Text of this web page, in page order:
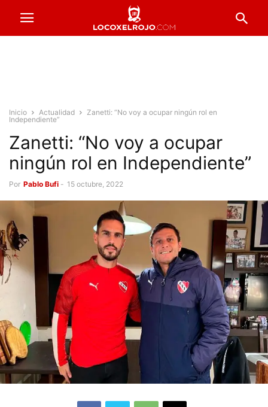
Inicio Actualidad
Zanetti: “No voy a ocupar ningún rol en
Independiente”
Zanetti: “No voy a ocupar
ningún rol en Independiente”
Por Pablo Bufi - 15 octubre, 2022